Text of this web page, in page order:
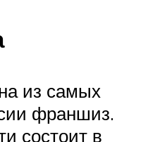
из самых
франшиз.
состоит в